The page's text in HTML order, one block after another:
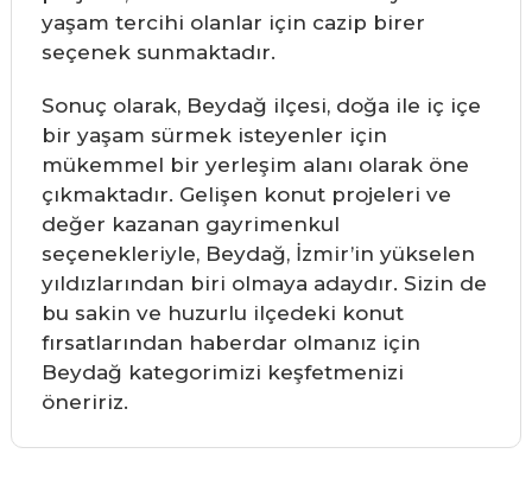
yaşam tercihi olanlar için cazip birer
seçenek sunmaktadır.
Sonuç olarak, Beydağ ilçesi, doğa ile iç içe
bir yaşam sürmek isteyenler için
mükemmel bir yerleşim alanı olarak öne
çıkmaktadır. Gelişen konut projeleri ve
değer kazanan gayrimenkul
seçenekleriyle, Beydağ, İzmir’in yükselen
yıldızlarından biri olmaya adaydır. Sizin de
bu sakin ve huzurlu ilçedeki konut
fırsatlarından haberdar olmanız için
Beydağ kategorimizi keşfetmenizi
öneririz.